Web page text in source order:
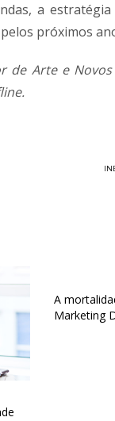
a
próximos
de Arte e
A
Marketing